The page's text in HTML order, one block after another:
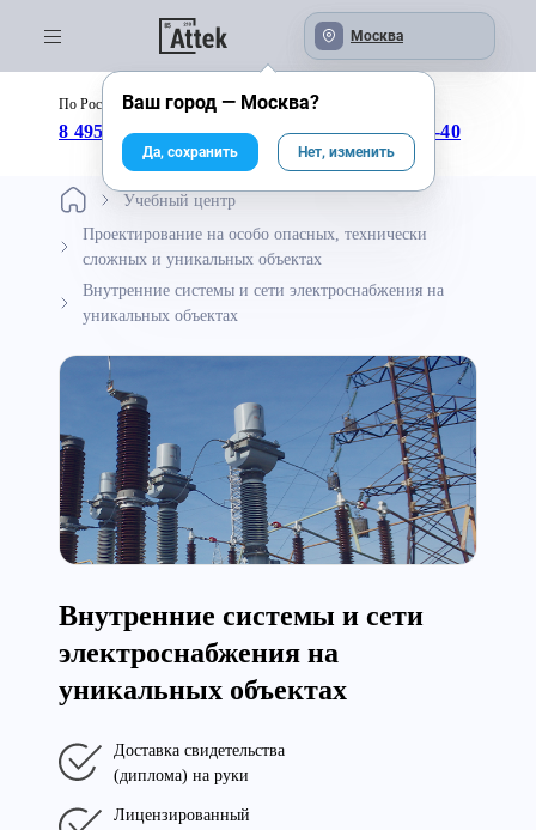
Москва
По России бесплатно:
8 495 246-04-43 8 800 333-25-40
Учебный центр
Проектирование на особо опасных, технически
сложных и уникальных объектах
Внутренние системы и сети электроснабжения на
уникальных объектах
Внутренние системы и сети
электроснабжения на
уникальных объектах
Доставка свидетельства
(диплома) на руки
Лицензированный
Ваш город — Москва?
Да, сохранить Нет, изменить